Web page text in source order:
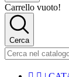
Carrello vuoto!
Cerca